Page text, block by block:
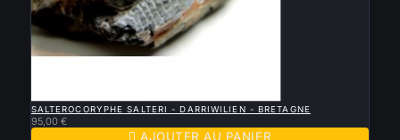
SALTEROCORYPHE SALTERI - DARRIWILIEN - BRETAGNE
95,00 €
 AJOUTER AU PANIER